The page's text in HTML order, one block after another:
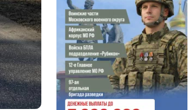
17:21
Нижегородская область вошла в число
лидеров научно-популярного туризма
17:10
Специальный концерт «Музыка
балконов» пройдет в Нижнем Новгороде
15 августа
17:06